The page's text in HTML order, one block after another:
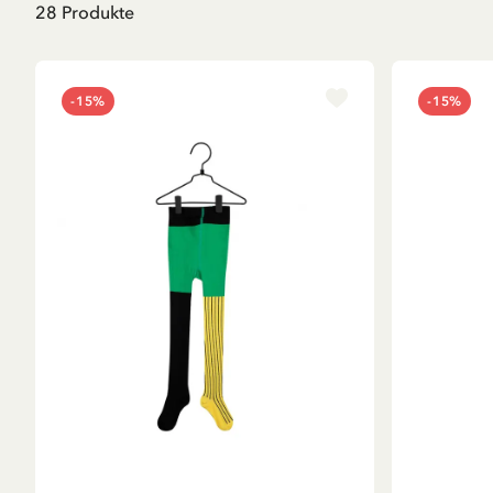
28 Produkte
-15% -15%